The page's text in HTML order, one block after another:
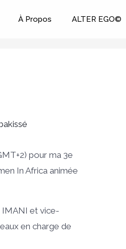
À Propos ALTER EGO©
pour ma 3e
In Africa animée
IMANI et vice-
en charge de